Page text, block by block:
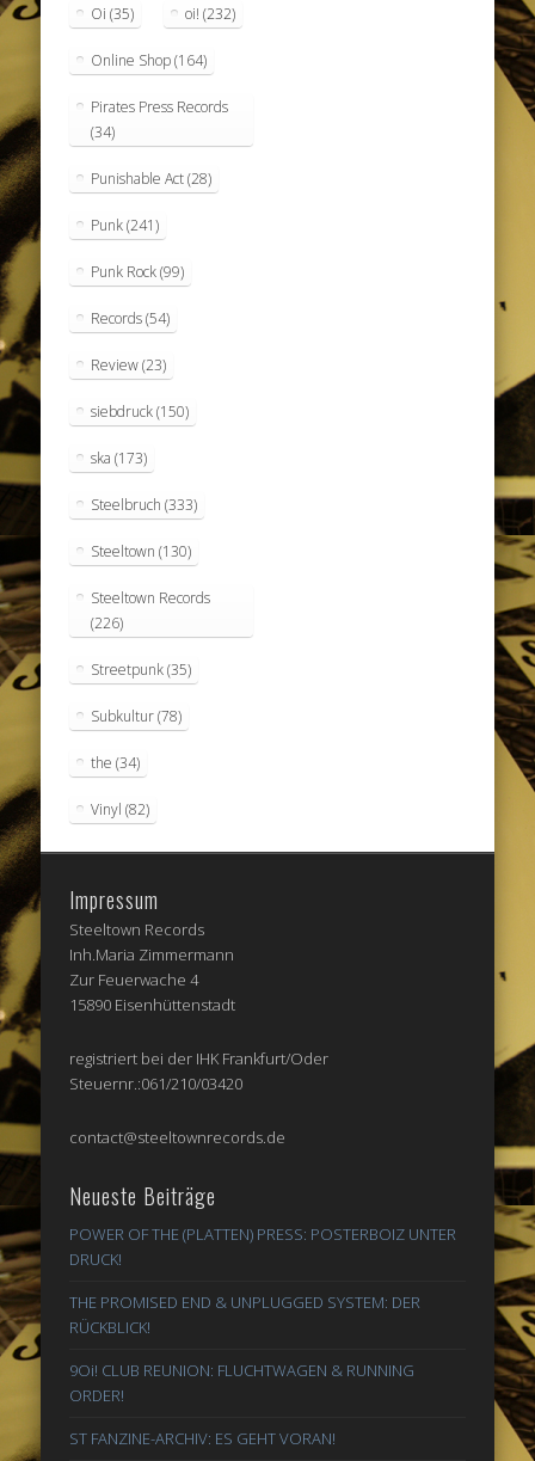
Oi (35) oi! (232)
Online Shop(164)
Pirates Press Records
(34)
Punishable Act(28)
Punk(241)
Punk Rock(99)
Records(54)
Review(23)
siebdruck(150)
ska (173)
Steelbruch (333)
Steeltown (130)
Steeltown Records
(226)
Streetpunk(35)
Subkultur(78)
the (34)
Vinyl (82)
Impressum
Steeltown Records
Inh.Maria Zimmermann
Zur Feuerwache 4
15890 Eisenhüttenstadt
registriert bei der IHK Frankfurt/Oder
Steuernr.:061/210/03420
contact@steeltownrecords.de
Neueste Beiträge
POWER OF THE (PLATTEN) PRESS: POSTERBOIZ UNTER
DRUCK!
THE PROMISED END & UNPLUGGED SYSTEM: DER
RÜCKBLICK!
9Oi! CLUB REUNION: FLUCHTWAGEN & RUNNING
ORDER!
ST FANZINE-ARCHIV: ES GEHT VORAN!